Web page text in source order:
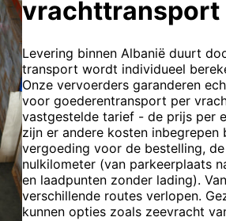
vrachttransport
Levering binnen Albanië duurt
transport wordt individueel
Onze vervoerders garanderen
voor goederentransport per
vastgestelde tarief - de prijs per
zijn er andere kosten
vergoeding voor de bestelling,
nulkilometer (van parkeerplaats
en laadpunten zonder lading).
verschillende routes verlopen.
kunnen opties zoals zeevracht